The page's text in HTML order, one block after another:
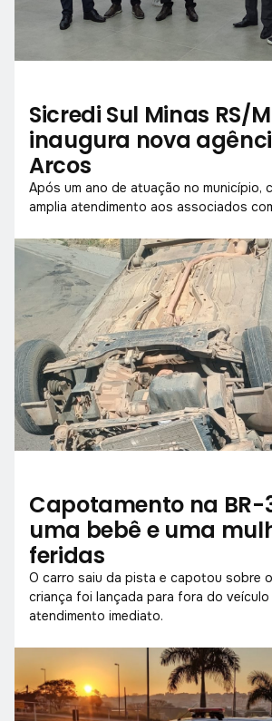
Sicredi Sul Minas RS/
inaugura nova
Arcos
Após um ano de atuação no município,
amplia atendimento aos associados
Capotamento na BR-
uma bebê e uma
feridas
O carro saiu da pista e capotou sobre
criança foi lançada para fora do veículo
atendimento imediato.